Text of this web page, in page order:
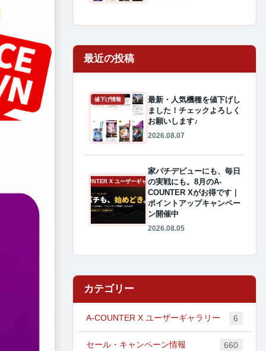
最近の投稿
値下げ情報
最新・人気機種を値下げし
ました！チェックよろしく
お願いします♪
2026.08.07
A-COUNTER X ユーザーギャラリー
家パチデビューにも、毎日
の実戦にも。8月のA-
COUNTER Xがお得です｜
ポイントアップキャンペー
ン開催中
2026.08.05
カテゴリー
A-COUNTER X ユーザーギャラリー 6
セール・キャンペーン情報 660